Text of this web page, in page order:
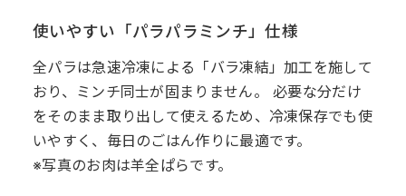
使いやすい「パラパラミンチ」仕様
全パラは急速冷凍による「バラ凍結」加工を施して
おり、ミンチ同士が固まりません。 必要な分だけ
をそのまま取り出して使えるため、冷凍保存でも使
いやすく、毎日のごはん作りに最適です。
※写真のお肉は羊全ぱらです。